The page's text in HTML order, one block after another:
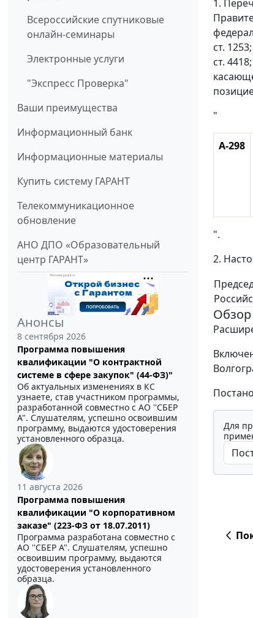
Всероссийские спутниковые
онлайн-семинары
Электронные услуги
"Экспресс Проверка"
Ваши преимущества
Информационный банк
Информационные материалы
Купить систему ГАРАНТ
Телекоммуникационное
обновление
АНО ДПО «Образовательный
центр ГАРАНТ»
Анонсы
8 сентября 2026
Программа повышения
квалификации "О контрактной
системе в сфере закупок" (44-ФЗ)"
Об актуальных изменениях в КС
узнаете, став участником программы,
разработанной совместно с АО ''СБЕР
А". Слушателям, успешно освоившим
программу, выдаются удостоверения
установленного образца.
11 августа 2026
Программа повышения
квалификации "О корпоративном
заказе" (223-ФЗ от 18.07.2011)
Программа разработана совместно с
АО ''СБЕР А". Слушателям, успешно
освоившим программу, выдаются
удостоверения установленного
образца.
1.
ст.
ст.
"
А-298
".
2.
Для